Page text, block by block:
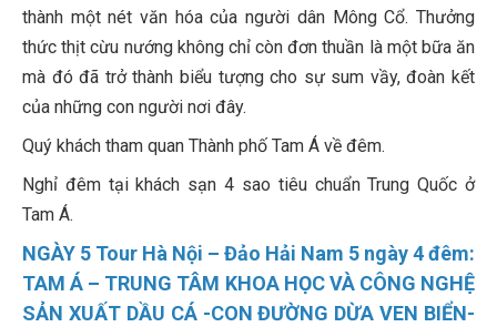
thành một nét văn hóa của người dân Mông Cổ. Thưởng
thức thịt cừu nướng không chỉ còn đơn thuần là một bữa ăn
mà đó đã trở thành biểu tượng cho sự sum vầy, đoàn kết
của những con người nơi đây.
Quý khách tham quan Thành phố Tam Á về đêm.
Nghỉ đêm tại khách sạn 4 sao tiêu chuẩn Trung Quốc ở
Tam Á.
NGÀY 5 Tour Hà Nội – Đảo Hải Nam 5 ngày 4 đêm:
TAM Á – TRUNG TÂM KHOA HỌC VÀ CÔNG NGHỆ
SẢN XUẤT DẦU CÁ -CON ĐƯỜNG DỪA VEN BIỂN-